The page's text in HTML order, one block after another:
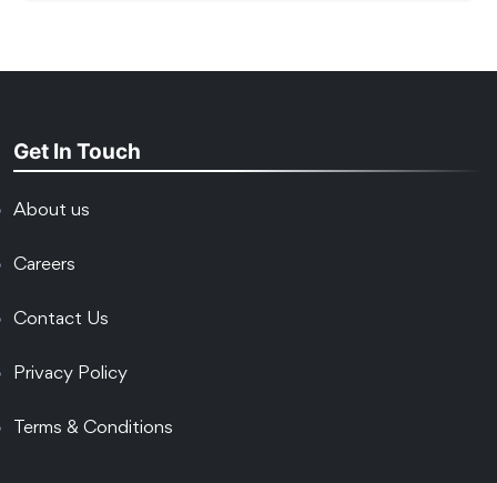
Get In Touch
About us
Careers
Contact Us
Privacy Policy
Terms & Conditions